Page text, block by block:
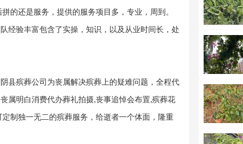
的还是服务，提供的服务项目多，专业，周到。
经验丰富包含了实操，知识，以及从业时间长，处
县殡葬公司为丧属解决殡葬上的疑难问题，全程代
属明白消费代办葬礼拍摄,丧事追悼会布置,殡葬花
制独一无二的殡葬服务，给逝者一个体面，隆重